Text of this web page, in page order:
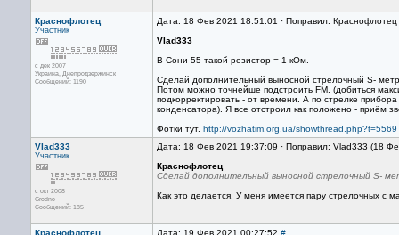
Краснофлотец
Участник
с дек 2007
Украина, Днепродзержинск
Сообщений: 1190
Дата: 18 Фев 2021 18:51:01 · Поправил:
Vlad333
В Сони 55 такой резистор = 1 кОм.
Сделай дополнительный выносной стрелочный S-
Потом можно точнейше подстроить FM, (добиться
подкорректировать - от времени. А по стрелке
конденсатора). Я все отстроил как положено - приём
Фотки тут. http://vozhatim.org.ua/showthread.php?t=5569
Vlad333
Участник
с окт 2008
Grodno
Сообщений: 185
Дата: 18 Фев 2021 19:37:09 · Поправил: Vlad333 (18
Краснофлотец
Сделай дополнительный выносной стрелочный S-
Как это делается. У меня имеется пару стрелочных с
Краснофлотец Дата: 19 Фев 2021 00:27:52 #